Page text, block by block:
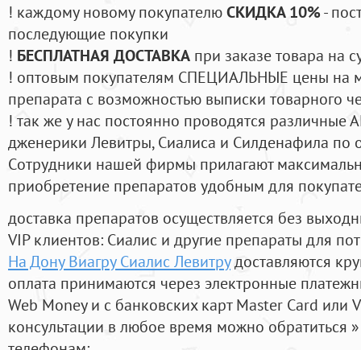
! каждому новому покупателюСКИДКА 10%-
последующие покупки
! БЕСПЛАТНАЯ ДОСТАВКА при заказе товара на
! оптовым покупателям СПЕЦИАЛЬНЫЕ цены на
препарата с возможностью выписки товарного
! так же у нас постоянно проводятся
дженерики Левитры, Сиалиса и Силденафила по
Cотрудники нашей фирмы прилагают
приобретение препаратов удобным для
доставка препаратов осуществляется без
VIP клиентов: Сиалис и другие препараты для
На Дону Виагру Сиалис Левитрудоставляются
оплата принимаются через электронные
Web Money и с банковских карт Master Card или
консультации в любое время можно обратиться